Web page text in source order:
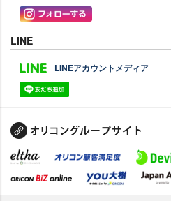
LINE
LINEアカウントメディア